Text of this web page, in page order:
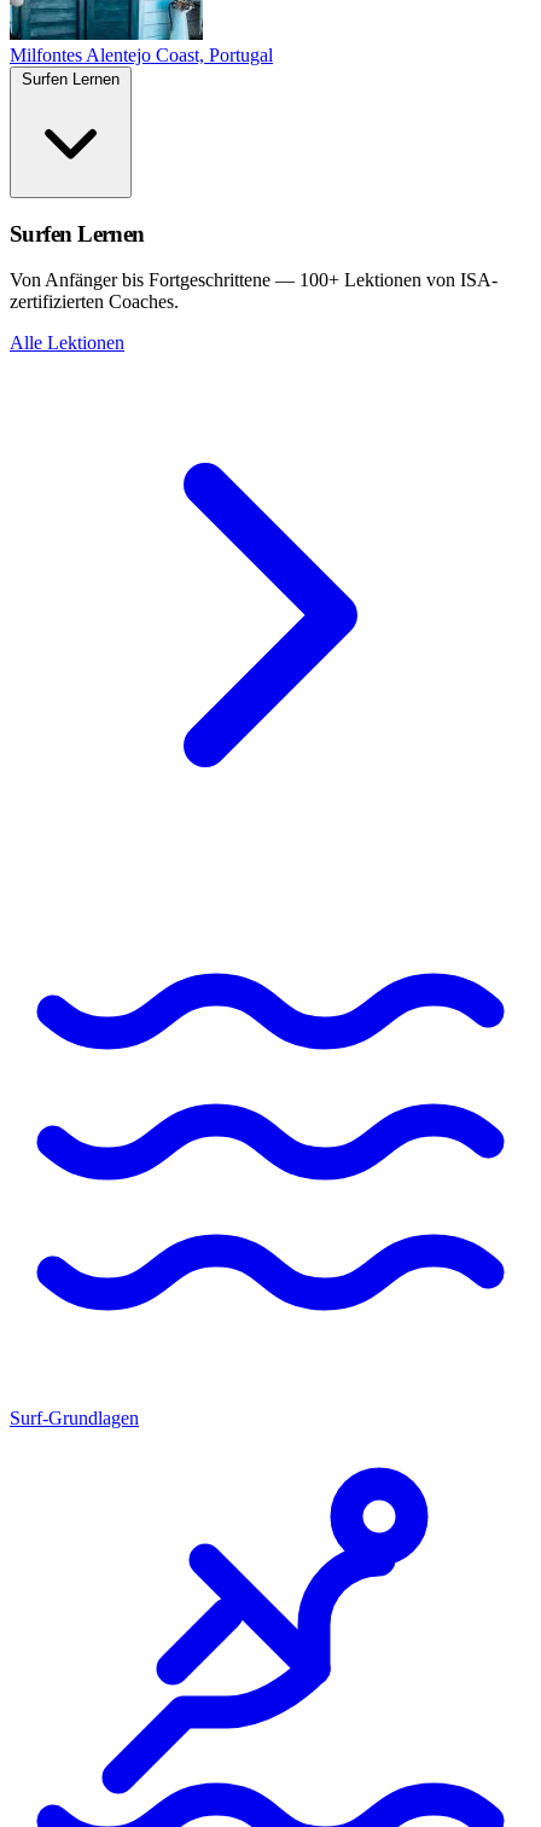
Milfontes Alentejo Coast, Portugal
Surfen Lernen
Von Anfänger bis Fortgeschrittene — 100+ Lektionen von ISA-
zertifizierten Coaches.
Alle Lektionen
Surf-Grundlagen